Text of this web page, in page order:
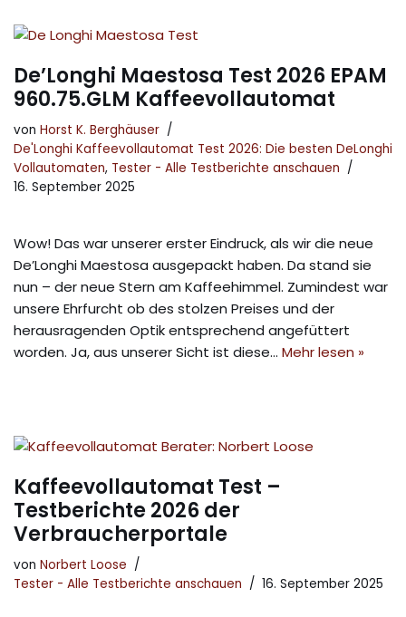
De’Longhi Maestosa Test 2026 EPAM
960.75.GLM Kaffeevollautomat
von Horst K. Berghäuser
De'Longhi Kaffeevollautomat Test 2026: Die besten DeLonghi
Vollautomaten, Tester - Alle Testberichte anschauen
16. September 2025
Wow! Das war unserer erster Eindruck, als wir die neue
De’Longhi Maestosa ausgepackt haben. Da stand sie
nun – der neue Stern am Kaffeehimmel. Zumindest war
unsere Ehrfurcht ob des stolzen Preises und der
herausragenden Optik entsprechend angefüttert
worden. Ja, aus unserer Sicht ist diese… Mehr lesen »
Kaffeevollautomat Test –
Testberichte 2026 der
Verbraucherportale
von Norbert Loose
Tester - Alle Testberichte anschauen
16. September 2025